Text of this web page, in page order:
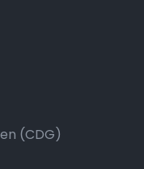
(CDG)